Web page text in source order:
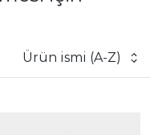
Ürün ismi (A-Z)